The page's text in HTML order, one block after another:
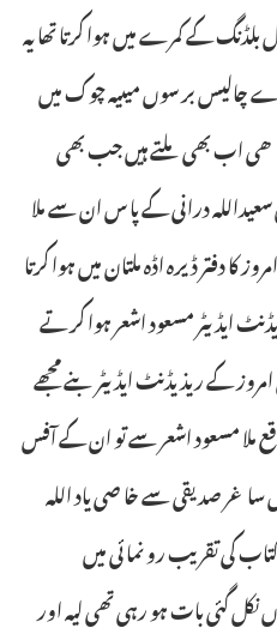
کے کمرے میں ہوا کرتا تھا یہ
چالیس بر سوں میںیہ چوک میں
دھی اب بھی ملتے ہیں جب بھی
سعیداللہ درانی کے پا س ان سے ملا
دفتر ڈیرہ اڈہ ملتان میں ہوا کرتا
ایڈ یٹر مسعود اشعر ہوا کرتے
کے ریذ یڈنٹ ایڈ یٹر بنے مجھے
ملا مسعود اشعر سے تو ان کے آفس
سا غر صدیقی سے خا صی یاد اللہ
کی تقریب رو نما ئی میں
گئی بات ہو رہی تھی لیہ اور